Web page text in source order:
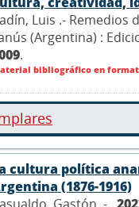
Luis .- Remedios
(Argentina) :
.
bibliográfico en
cultura política
(1876-1916)